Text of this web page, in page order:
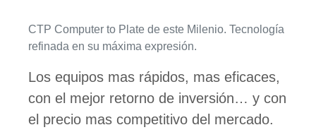
CTP Computer to Plate de este Milenio. Tecnología
refinada en su máxima expresión.
Los equipos mas rápidos, mas eficaces,
con el mejor retorno de inversión… y con
el precio mas competitivo del mercado.